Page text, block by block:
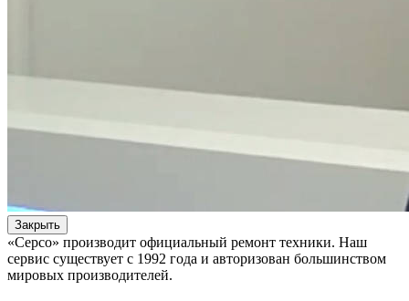
Закрыть
«Серсо» производит официальный ремонт техники. Наш
сервис существует с 1992 года и авторизован большинством
мировых производителей.